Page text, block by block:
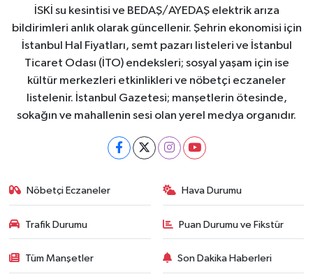
İSKİ su kesintisi ve BEDAŞ/AYEDAŞ elektrik arıza
bildirimleri anlık olarak güncellenir. Şehrin ekonomisi için
İstanbul Hal Fiyatları, semt pazarı listeleri ve İstanbul
Ticaret Odası (İTO) endeksleri; sosyal yaşam için ise
kültür merkezleri etkinlikleri ve nöbetçi eczaneler
listelenir. İstanbul Gazetesi; manşetlerin ötesinde,
sokağın ve mahallenin sesi olan yerel medya organıdır.
Nöbetçi Eczaneler Hava Durumu
Trafik Durumu Puan Durumu ve Fikstür
Tüm Manşetler Son Dakika Haberleri